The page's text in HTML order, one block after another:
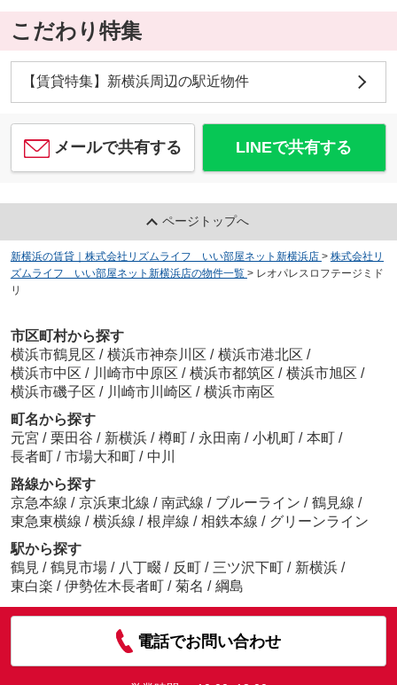
こだわり特集
【賃貸特集】新横浜周辺の駅近物件
メールで共有する LINEで共有する
ページトップへ
新横浜の賃貸｜株式会社リズムライフ いい部屋ネット新横浜店 > 株式会社リ
ズムライフ いい部屋ネット新横浜店の物件一覧 > レオパレスロフテージミド
リ
市区町村から探す
横浜市鶴見区 / 横浜市神奈川区 / 横浜市港北区 /
横浜市中区 / 川崎市中原区 / 横浜市都筑区 / 横浜市旭区 /
横浜市磯子区 / 川崎市川崎区 / 横浜市南区
町名から探す
元宮 / 栗田谷 / 新横浜 / 樽町 / 永田南 / 小机町 / 本町 /
長者町 / 市場大和町 / 中川
路線から探す
京急本線 / 京浜東北線 / 南武線 / ブルーライン / 鶴見線 /
東急東横線 / 横浜線 / 根岸線 / 相鉄本線 / グリーンライン
駅から探す
鶴見 / 鶴見市場 / 八丁畷 / 反町 / 三ツ沢下町 / 新横浜 /
東白楽 / 伊勢佐木長者町 / 菊名 / 綱島
電話でお問い合わせ